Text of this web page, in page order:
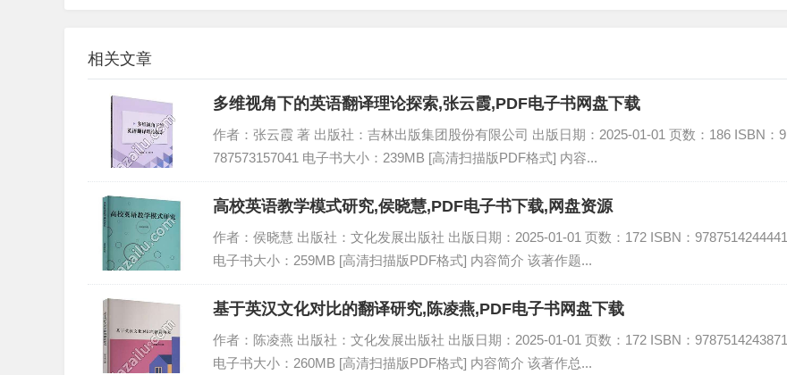
相关文章
多维视角下的英语翻译理论探索,张云霞,PDF电子书网盘下载
作者：张云霞 著 出版社：吉林出版集团股份有限公司 出版日期：2025-01-01 页数：186 ISBN：9
787573157041 电子书大小：239MB [高清扫描版PDF格式] 内容...
高校英语教学模式研究,侯晓慧,PDF电子书下载,网盘资源
作者：侯晓慧 出版社：文化发展出版社 出版日期：2025-01-01 页数：172 ISBN：9787514244441
电子书大小：259MB [高清扫描版PDF格式] 内容简介 该著作题...
基于英汉文化对比的翻译研究,陈凌燕,PDF电子书网盘下载
作者：陈凌燕 出版社：文化发展出版社 出版日期：2025-01-01 页数：172 ISBN：9787514243871
电子书大小：260MB [高清扫描版PDF格式] 内容简介 该著作总...